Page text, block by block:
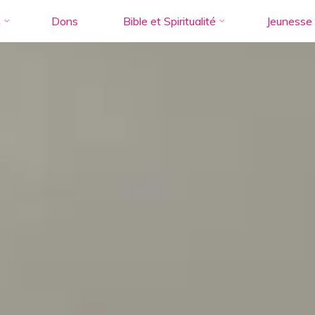
Dons Bible et Spiritualité Jeunesse